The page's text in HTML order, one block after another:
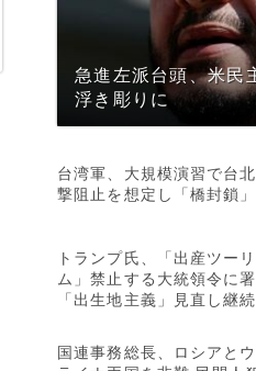
急進左派台頭、米民
浮き彫りに
台湾軍、大規模演習で台
撃阻止を想定し「橋封鎖」
トランプ氏、「出産ツー
ム」禁止する大統領令に
「出生地主義」見直し継
国連事務総長、ロシアと